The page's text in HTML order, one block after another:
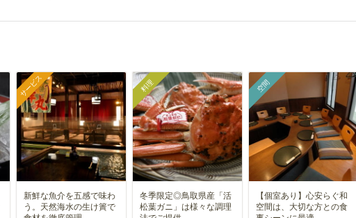
サービス
新鮮な魚介を五感で味わ
う。天然海水の生け簀で
料理
冬季限定◎鳥取県産「活
松葉ガニ」は様々な調理
空間
【個室あり】心安らぐ和
空間は、大切な方との食